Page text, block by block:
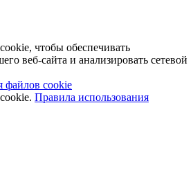
чтобы обеспечивать
веб-сайта и анализировать сетевой
файлов cookie
Правила использования